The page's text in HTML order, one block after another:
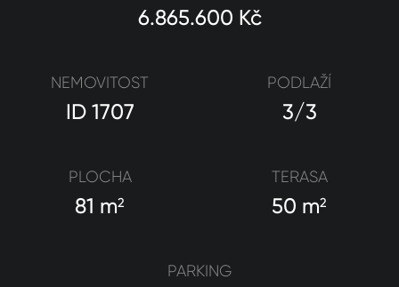
NEMOVITOST
ID 1707
PODLAŽÍ
3/3
PLOCHA
81 m2
TERASA
50 m2
PARKING
6.865.600 Kč